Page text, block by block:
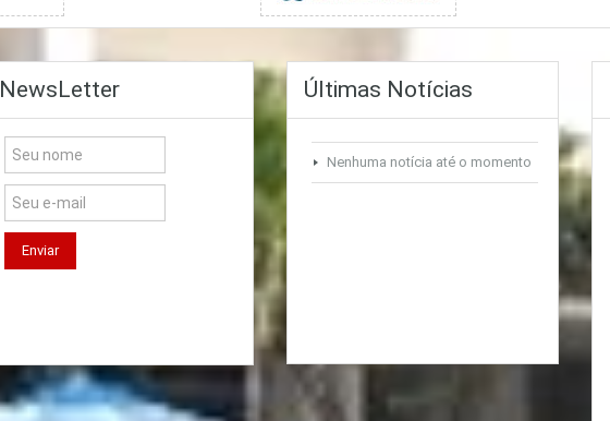
NewsLetter Últimas Notícias
Nenhuma notícia até o momento